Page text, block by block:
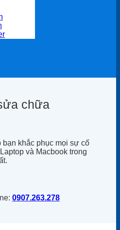
chữa
bạn khắc phục mọi sự cố
và Macbook trong
0907.263.278